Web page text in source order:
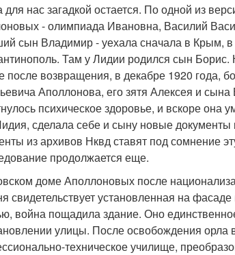
для нас загадкой остается. По одной из
- олимпиада Ивановна, Василий
сын Владимир - уехала сначала в Крым, в
Там у Лидии родился сын
после возвращения, в декабре 1920 года,
Аполлонова, его зятя Алексея и
психическое здоровье, и вскоре
сделала себе и сыну новые
из архивов Нквд ставят под сомнение
продолжается еще.
доме Аполлоновых после
свидетельствует установленная на
война пощадила здание. Оно
улицы. После освобождения орла
техническое училище,